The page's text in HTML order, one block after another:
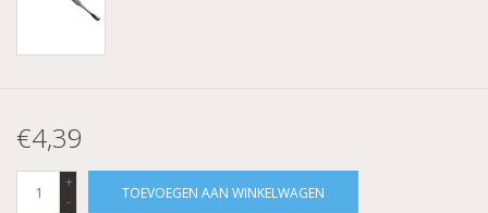
€4,39
+
-
TOEVOEGEN AAN WINKELWAGEN